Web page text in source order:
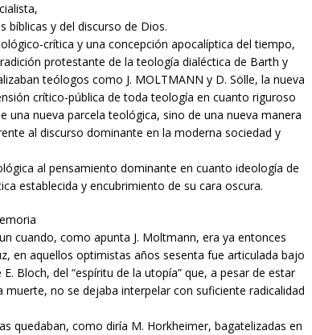
bíblicas y del discurso de Dios.
crítica y una concepción apocalíptica del tiempo,
protestante de la teología dialéctica de Barth y
teólogos como J. MOLTMANN y D. Sölle, la nueva
crítico-pública de toda teología en cuanto riguroso
nueva parcela teológica, sino de una nueva manera
al discurso dominante en la moderna sociedad y
al pensamiento dominante en cuanto ideología de
establecida y encubrimiento de su cara oscura.
cuando, como apunta J. Moltmann, era ya entonces
en aquellos optimistas años sesenta fue articulada bajo
Bloch, del “espíritu de la utopía” que, a pesar de estar
no se dejaba interpelar con suficiente radicalidad
quedaban, como diría M. Horkheimer, bagatelizadas en